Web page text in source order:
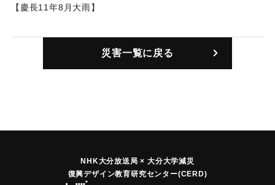
て相談し、この上は人柱を立てて神仏の力を借りるよりない
ぐんでしまった。この時、元重村の久良という40歳前後の親
も子もない一人の女性が庄屋を訪ね、何かと世話になった村
め、池の畔に祠を建立し、池守明神として祭り彼女の名をと
りお蔵の池と称したということである。
我らが村を水注ぎ
【慶長11年8月大雨】
小倉池改修記念碑文
市の三庄屋に命じて、数千の人夫を使い、築堤途中尊い人命
竣工した。しかし残念なのは、平安前期の建立と伝えている
まぼろし寺が、東南方の池底に永久に、水没したと伝えられ
災害一覧に戻る
NHK大分放送局 × 大分大学減災
復興デザイン教育研究センター(CERD)